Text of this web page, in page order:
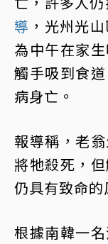
導 ，光州光
為中午在家
觸手吸到食
病身亡。
報導稱，老
將牠殺死，
仍具有致命的
根據南韓一